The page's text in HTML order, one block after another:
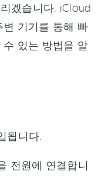
겠습니다. iCloud
변 기기를 통해 빠
수 있는 방법을 알
됩니다.
전원에 연결합니